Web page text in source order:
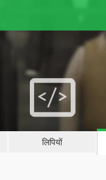
लिपियों